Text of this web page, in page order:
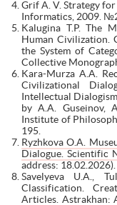
Grif A. V. Strategy
Informatics, 2009.
Kalugina T.P. The
Human Civilization.
the System of
Collective
Kara-Murza A.A.
Civilizational
Intellectual
by A.A. Guseinov,
Institute of
195.
Ryzhkova O.A.
Dialogue. Scientific
address: 18.02.2026).
Savelyeva U.A.,
Classification.
Articles. Astrakhan: